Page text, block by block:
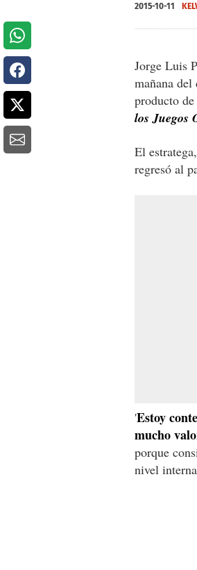
2015-10-11
Jorge Luis
mañana
producto
los Juegos
El
regresó al
'Estoy
mucho
porque
nivel